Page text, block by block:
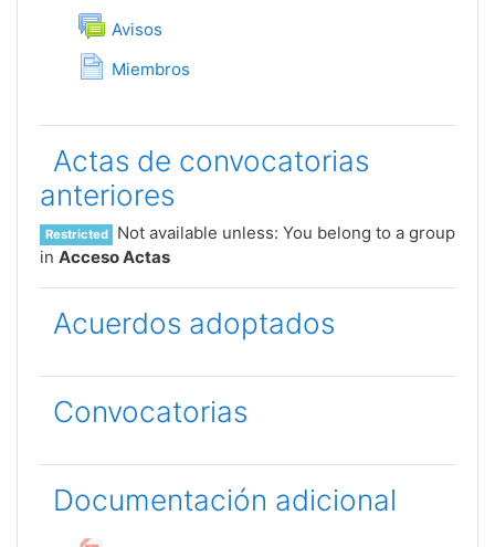
Topic outline
General
Avisos
Forum
Miembros
Page
Actas de convocatorias
anteriores
Restricted
Not available unless: You belong to a group
in Acceso Actas
Acuerdos adoptados
Convocatorias
Documentación adicional